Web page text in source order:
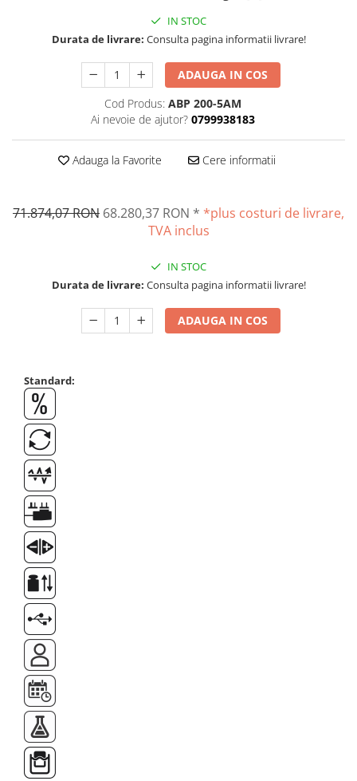
OIML M1
OIML M2
OIML E1
OIML F2
Bare suport
Bare suport (Newtoniene)
Instrumente de masurare
Celule de forta
Celule de sarcina
Celule masurare masa
Senzori de cuplu
Durometre
Durometre pentru metale (Leeb)
Durometre pentru metale (UCI)
Durometre pentru plastic (Shore)
Dispozitive de masurare a lungimii
Masurare metrica a lungimii
Componente pentru masurare
Transmitatoare
Colorimetre
Masurare forta
Bacuri cu surub
IN STOC
Durata de livrare: Consulta pagina informatii livrare!
ADAUGA IN COS
Cod Produs: ABP 200-5AM
Ai nevoie de ajutor? 0799938183
Adauga la Favorite Cere informatii
71.874,07 RON 68.280,37 RON * *plus costuri de livrare,
TVA inclus
IN STOC
Durata de livrare: Consulta pagina informatii livrare!
ADAUGA IN COS
Standard: